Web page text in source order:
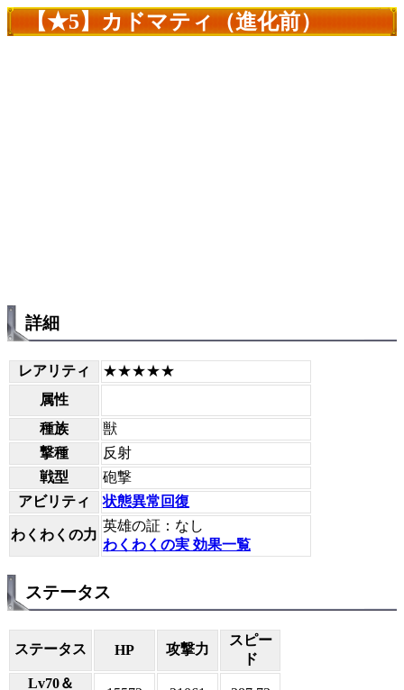
【★5】カドマティ（進化前）
詳細
レアリティ
★★★★★
属性
種族
獣
撃種
反射
戦型
砲撃
アビリティ
状態異常回復
わくわくの力
英雄の証：なし
わくわくの実 効果一覧
ステータス
ステータス HP 攻撃力
スピー
ド
Lv70＆